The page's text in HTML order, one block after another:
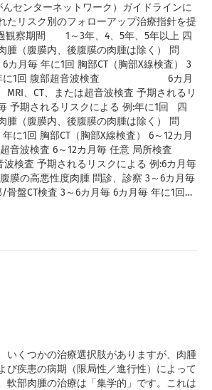
んセンターネットワーク）ガイドラインに
たリスク別のフォローアップ治療指針を提
観察期間 1～3年、4、5年、5年以上 四
腫（腹膜内、後腹膜の肉腫は除く） 問
カ月毎 年に1回 胸部CT（胸部X線検査） 3
年に1回 腹部超音波検査 6カ月
、CT、または超音波検査 予期されるリ
予期されるリスクによる 例:年に1回 四
腫（腹膜内、後腹膜の肉腫は除く） 問
に1回 胸部CT（胸部X線検査） 6～12カ月
音波検査 6～12カ月毎 任意 局所検査
波検査 予期されるリスクによる 例:6カ月毎
膜の高悪性度肉腫 問診、診察 3～6カ月毎
骨盤CT検査 3～6カ月毎 6カ月毎 年に1回…
いくつかの治療選択肢がありますが、肉腫
び疾患の病期（限局性／進行性）によって
軟部肉腫の治療は「集学的」です。これは